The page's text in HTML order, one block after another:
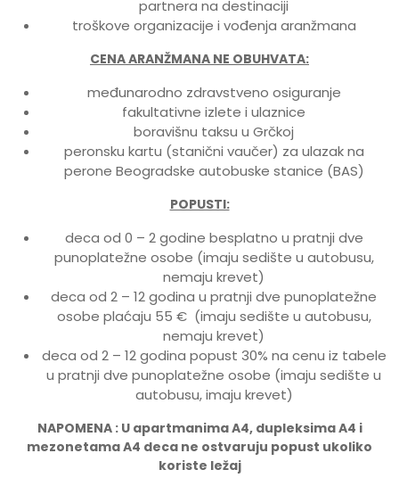
partnera na destinaciji
troškove organizacije i vođenja aranžmana
CENA ARANŽMANA NE OBUHVATA:
međunarodno zdravstveno osiguranje
fakultativne izlete i ulaznice
boravišnu taksu u Grčkoj
peronsku kartu (stanični vaučer) za ulazak na
perone Beogradske autobuske stanice (BAS)
POPUSTI:
deca od 0 – 2 godine besplatno u pratnji dve
punoplatežne osobe (imaju sedište u autobusu,
nemaju krevet)
deca od 2 – 12 godina u pratnji dve punoplatežne
osobe plaćaju 55 € (imaju sedište u autobusu,
nemaju krevet)
deca od 2 – 12 godina popust 30% na cenu iz tabele
u pratnji dve punoplatežne osobe (imaju sedište u
autobusu, imaju krevet)
NAPOMENA : U apartmanima A4, dupleksima A4 i
mezonetama A4 deca ne ostvaruju popust ukoliko
koriste ležaj